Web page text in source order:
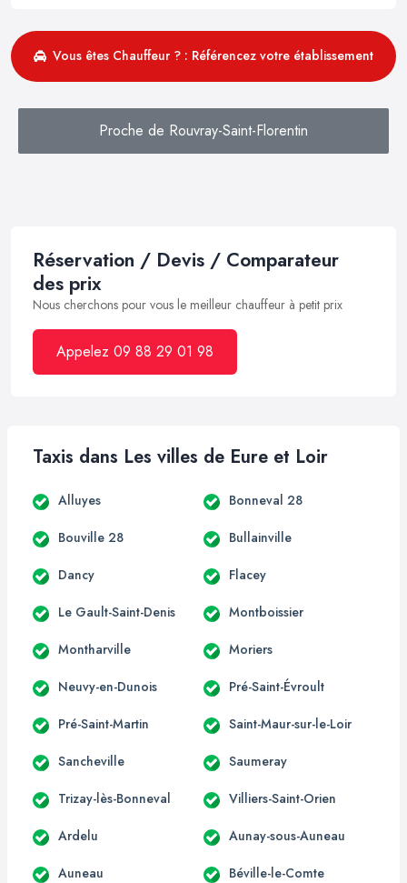
Vous êtes Chauffeur ? : Référencez votre établissement
Proche de Rouvray-Saint-Florentin
Réservation / Devis / Comparateur
des prix
Nous cherchons pour vous le meilleur chauffeur à petit prix
Appelez 09 88 29 01 98
Taxis dans Les villes de Eure et Loir
Alluyes Bonneval 28
Bouville 28 Bullainville
Dancy Flacey
Le Gault-Saint-Denis Montboissier
Montharville Moriers
Neuvy-en-Dunois Pré-Saint-Évroult
Pré-Saint-Martin Saint-Maur-sur-le-Loir
Sancheville Saumeray
Trizay-lès-Bonneval Villiers-Saint-Orien
Ardelu Aunay-sous-Auneau
Auneau Béville-le-Comte